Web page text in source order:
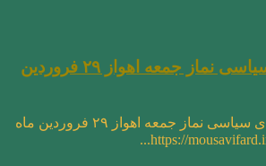
خطبه های عبادی سیاسی نماز جمعه اهواز ۲۹ فروردین
صوت خطبه های عبادی سیاسی نماز جمعه اهواز ۲۹ فروردین ماه